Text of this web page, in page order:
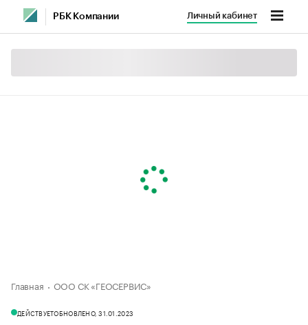
РБК Компании Личный кабинет
Главная ООО СК «ГЕОСЕРВИС»
ДЕЙСТВУЕТОБНОВЛЕНО, 31.01.2023